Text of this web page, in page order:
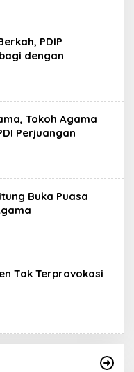
PDIP
dengan
Tokoh Agama
Perjuangan
Buka Puasa
Tak Terprovokasi